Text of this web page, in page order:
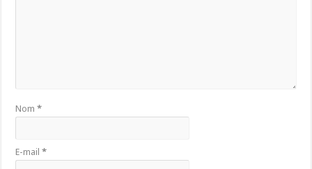
Nom*
E-mail*